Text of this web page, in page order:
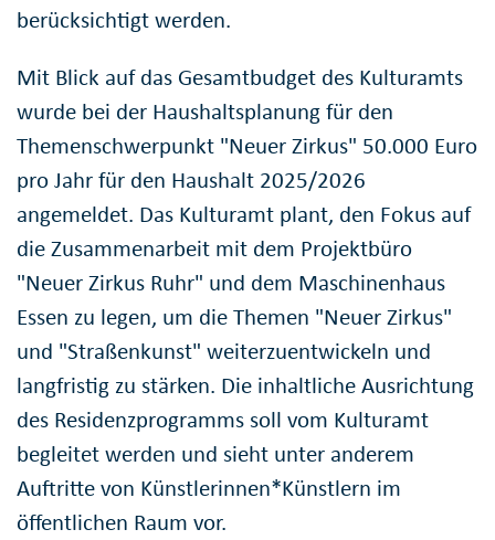
berücksichtigt werden.
Mit Blick auf das Gesamtbudget des Kulturamts
wurde bei der Haushaltsplanung für den
Themenschwerpunkt "Neuer Zirkus" 50.000 Euro
pro Jahr für den Haushalt 2025/2026
angemeldet. Das Kulturamt plant, den Fokus auf
die Zusammenarbeit mit dem Projektbüro
"Neuer Zirkus Ruhr" und dem Maschinenhaus
Essen zu legen, um die Themen "Neuer Zirkus"
und "Straßenkunst" weiterzuentwickeln und
langfristig zu stärken. Die inhaltliche Ausrichtung
des Residenzprogramms soll vom Kulturamt
begleitet werden und sieht unter anderem
Auftritte von Künstlerinnen*Künstlern im
öffentlichen Raum vor.